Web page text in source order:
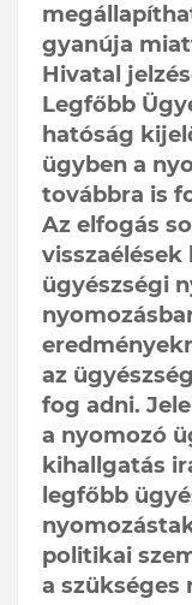
gyanúja
Hivatal
Legfőbb
hatóság
ügyben a
továbbra is
Az elfogás
ügyészségi
az
fog adni.
a nyomozó
kihallgatás
legfőbb
politikai
a szükséges